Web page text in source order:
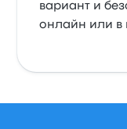
вариант и
онлайн или в